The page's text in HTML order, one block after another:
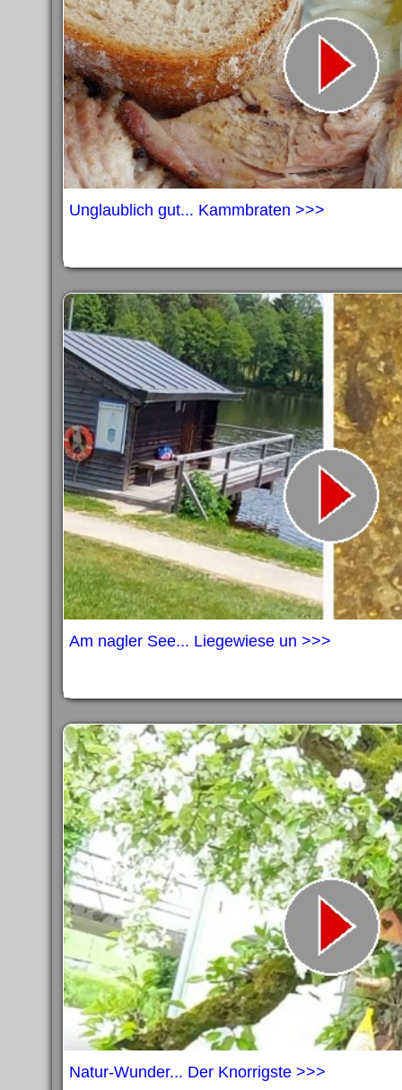
Unglaublich gut... Kammbraten >>>
Am nagler See... Liegewiese un >>>
Natur-Wunder... Der Knorrigste >>>